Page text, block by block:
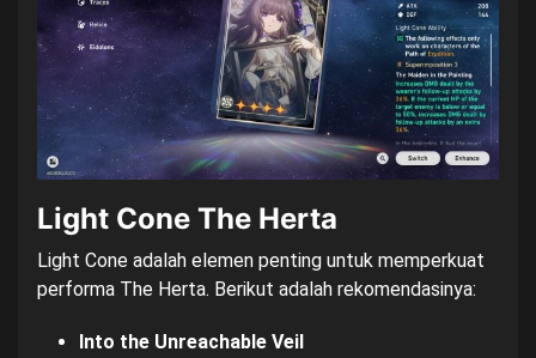
Light Cone The Herta
Light Cone adalah elemen penting untuk memperkuat
performa The Herta. Berikut adalah rekomendasinya:
Into the Unreachable Veil